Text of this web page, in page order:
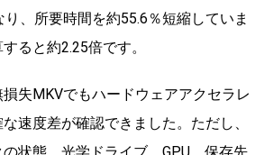
、所要時間を約55.6％短縮していま
ると約2.25倍です。
失MKVでもハードウェアアクセラレ
速度差が確認できました。ただし、